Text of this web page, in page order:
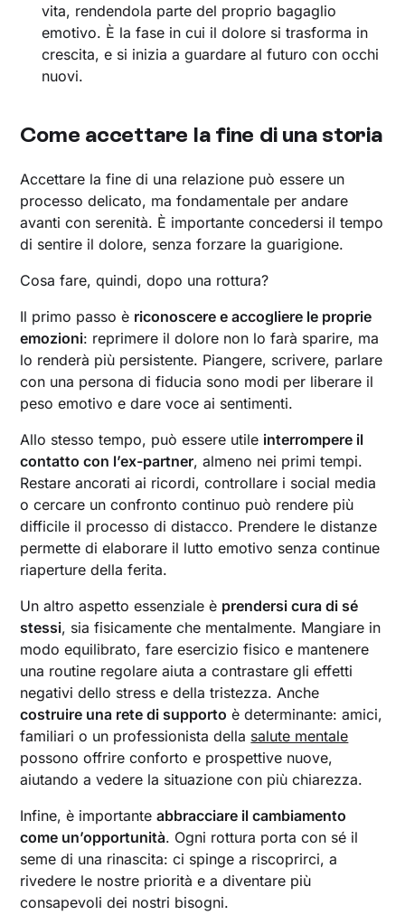
vita, rendendola parte del proprio bagaglio
emotivo. È la fase in cui il dolore si trasforma in
crescita, e si inizia a guardare al futuro con occhi
nuovi.
Come accettare la fine di una storia
Accettare la fine di una relazione può essere un
processo delicato, ma fondamentale per andare
avanti con serenità. È importante concedersi il tempo
di sentire il dolore, senza forzare la guarigione.
Cosa fare, quindi, dopo una rottura?
Il primo passo è riconoscere e accogliere le proprie
emozioni: reprimere il dolore non lo farà sparire, ma
lo renderà più persistente. Piangere, scrivere, parlare
con una persona di fiducia sono modi per liberare il
peso emotivo e dare voce ai sentimenti.
Allo stesso tempo, può essere utile interrompere il
contatto con l’ex-partner, almeno nei primi tempi.
Restare ancorati ai ricordi, controllare i social media
o cercare un confronto continuo può rendere più
difficile il processo di distacco. Prendere le distanze
permette di elaborare il lutto emotivo senza continue
riaperture della ferita.
Un altro aspetto essenziale è prendersi cura di sé
stessi, sia fisicamente che mentalmente. Mangiare in
modo equilibrato, fare esercizio fisico e mantenere
una routine regolare aiuta a contrastare gli effetti
negativi dello stress e della tristezza. Anche
costruire una rete di supporto è determinante: amici,
familiari o un professionista della salute mentale
possono offrire conforto e prospettive nuove,
aiutando a vedere la situazione con più chiarezza.
Infine, è importanteabbracciare il cambiamento
come un’opportunità. Ogni rottura porta con sé il
seme di una rinascita: ci spinge a riscoprirci, a
rivedere le nostre priorità e a diventare più
consapevoli dei nostri bisogni.